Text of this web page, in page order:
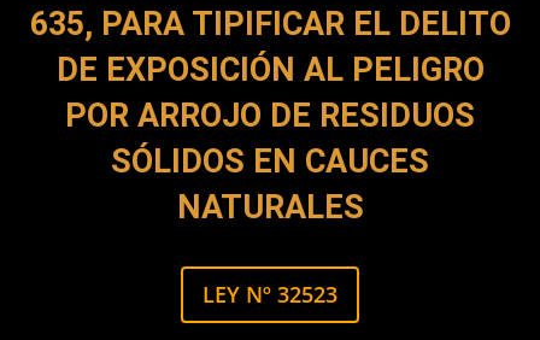
635, PARA TIPIFICAR EL DELITO
DE EXPOSICIÓN AL PELIGRO
POR ARROJO DE RESIDUOS
SÓLIDOS EN CAUCES
NATURALES
LEY Nº 32523